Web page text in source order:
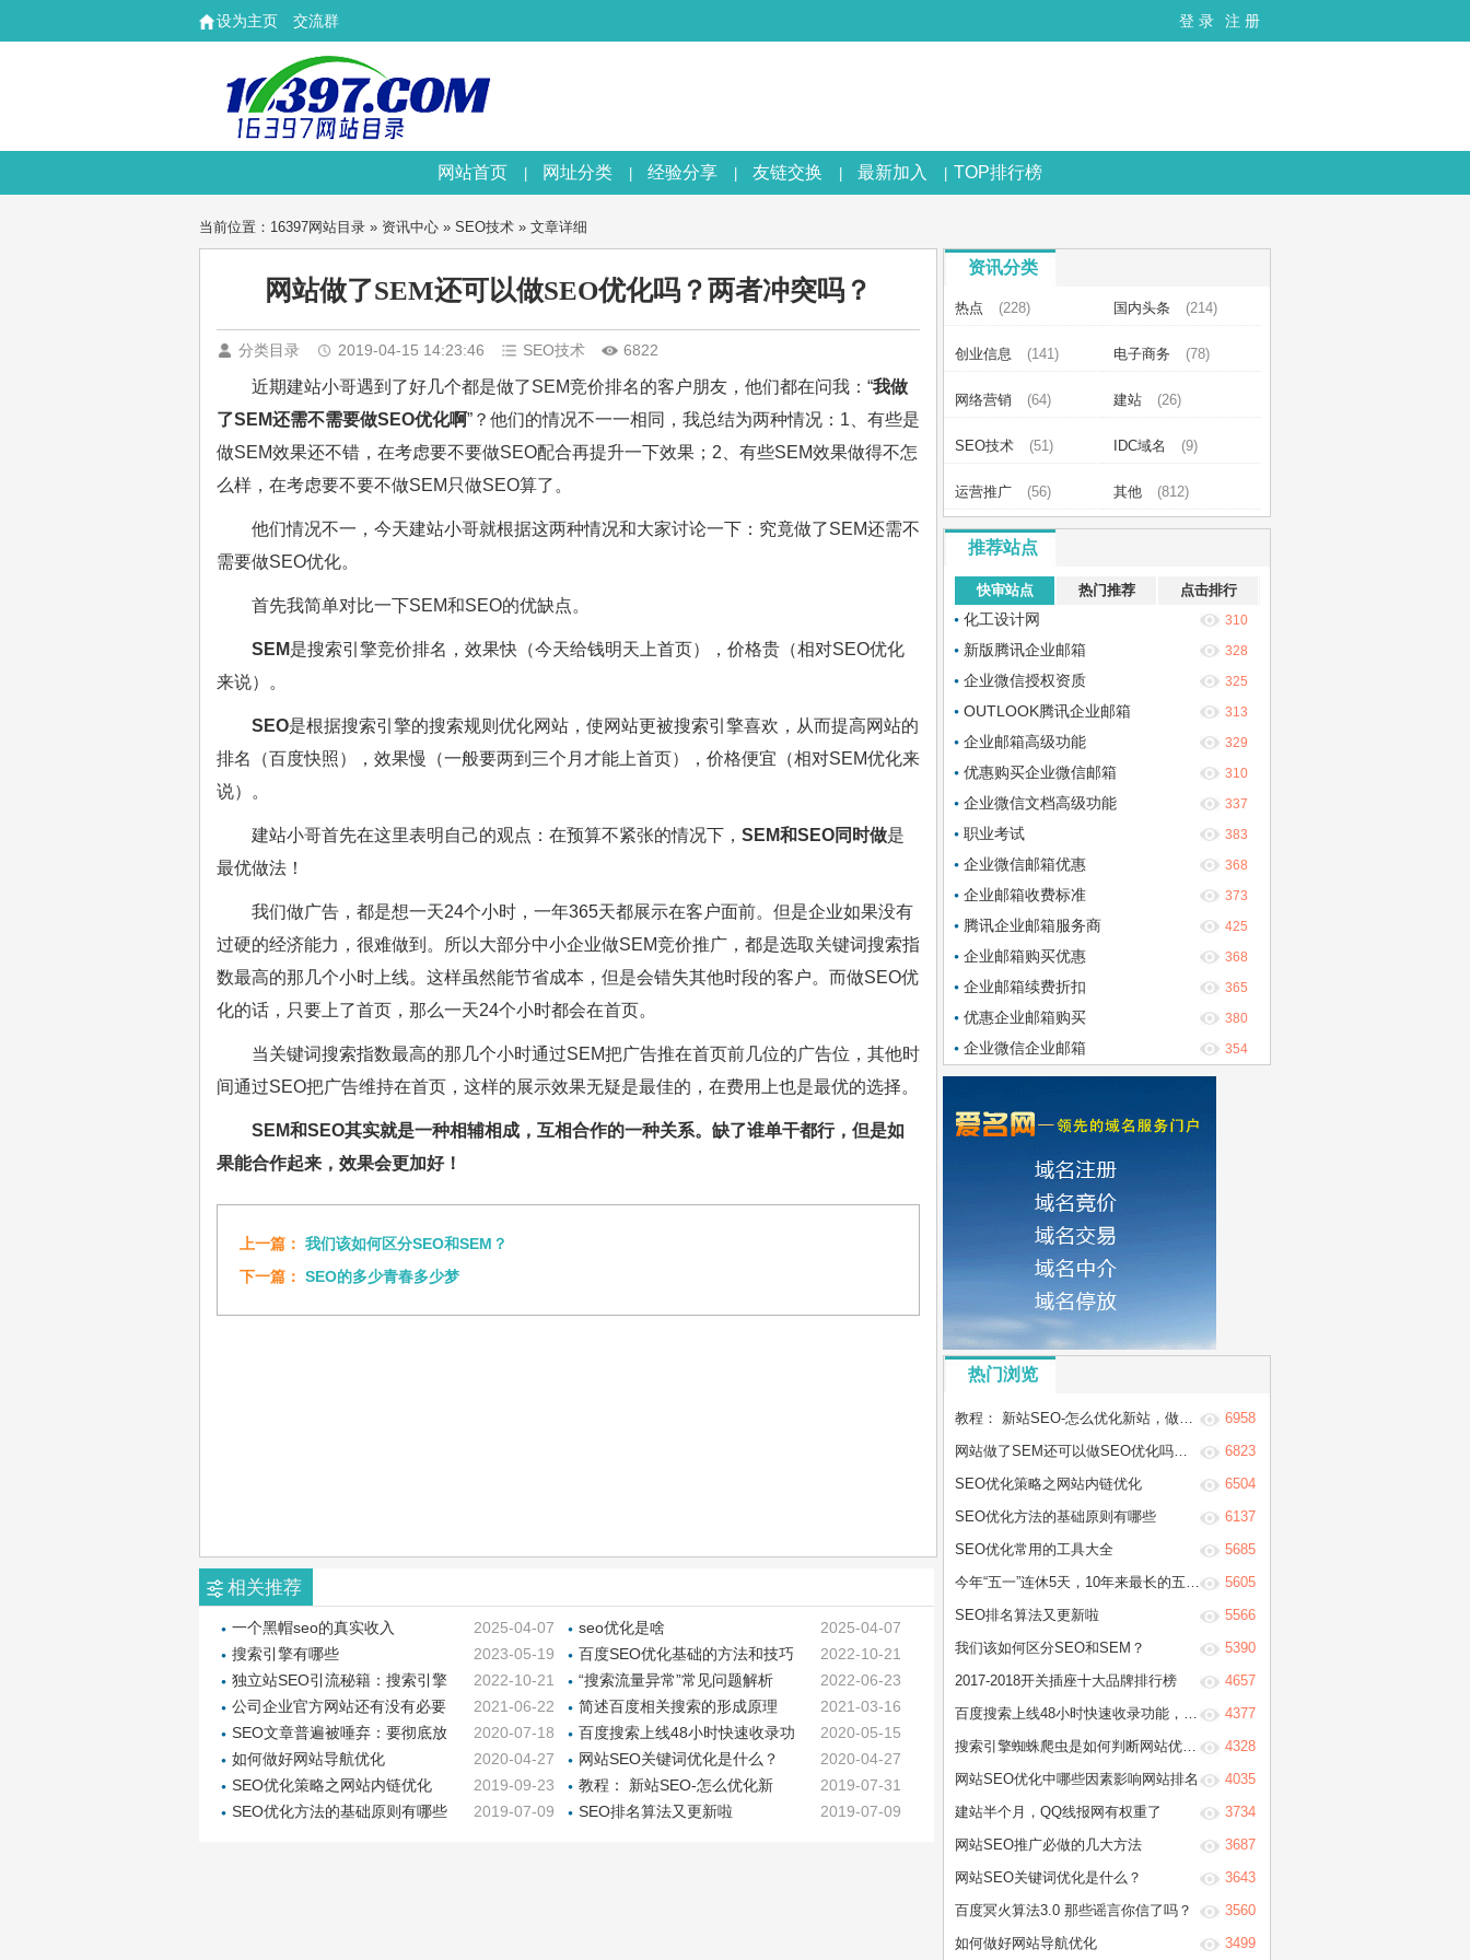
设为主页 交流群 登 录 注 册
网站首页 | 网址分类 | 经验分享 | 友链交换 | 最新加入 | TOP排行榜
当前位置： 16397网站目录 » 资讯中心 » SEO技术 » 文章详细
网站做了SEM还可以做SEO优化吗？两者冲突吗？
分类目录 2019-04-15 14:23:46 SEO技术 6822
近期建站小哥遇到了好几个都是做了SEM竞价排名的客户朋友，他们都在问我：“我做
了SEM还需不需要做SEO优化啊”？他们的情况不一一相同，我总结为两种情况：1、有些是
做SEM效果还不错，在考虑要不要做SEO配合再提升一下效果；2、有些SEM效果做得不怎
么样，在考虑要不要不做SEM只做SEO算了。
他们情况不一，今天建站小哥就根据这两种情况和大家讨论一下：究竟做了SEM还需不
需要做SEO优化。
首先我简单对比一下SEM和SEO的优缺点。
SEM是搜索引擎竞价排名，效果快（今天给钱明天上首页），价格贵（相对SEO优化
来说）。
SEO是根据搜索引擎的搜索规则优化网站，使网站更被搜索引擎喜欢，从而提高网站的
排名（百度快照），效果慢（一般要两到三个月才能上首页），价格便宜（相对SEM优化来
说）。
建站小哥首先在这里表明自己的观点：在预算不紧张的情况下， SEM和SEO同时做是
最优做法！
我们做广告，都是想一天24个小时，一年365天都展示在客户面前。但是企业如果没有
过硬的经济能力，很难做到。所以大部分中小企业做SEM竞价推广，都是选取关键词搜索指
数最高的那几个小时上线。这样虽然能节省成本，但是会错失其他时段的客户。而做SEO优
化的话，只要上了首页，那么一天24个小时都会在首页。
当关键词搜索指数最高的那几个小时通过SEM把广告推在首页前几位的广告位，其他时
间通过SEO把广告维持在首页，这样的展示效果无疑是最佳的，在费用上也是最优的选择。
SEM和SEO其实就是一种相辅相成，互相合作的一种关系。 缺了谁单干都行，但是如
果能合作起来，效果会更加好！
上一篇： 我们该如何区分SEO和SEM？
下一篇： SEO的多少青春多少梦
相关推荐
2025-04-07
一个黑帽seo的真实收入 2025-04-07
seo优化是啥
2023-05-19
搜索引擎有哪些 2022-10-21
百度SEO优化基础的方法和技巧
2022-10-21
独立站SEO引流秘籍：搜索引擎
营销中的SEO与SEM的特点
2022-06-23
“搜索流量异常”常见问题解析
2021-06-22
公司企业官方网站还有没有必要
制作吗
2021-03-16
简述百度相关搜索的形成原理
2020-07-18
SEO文章普遍被唾弃：要彻底放
弃外链建设吗
2020-05-15
百度搜索上线48小时快速收录功
能，只需3分钟学会它！
2020-04-27
如何做好网站导航优化 2020-04-27
网站SEO关键词优化是什么？
2019-09-23
SEO优化策略之网站内链优化 2019-07-31
教程： 新站SEO-怎么优化新
站，做新站的SEO优化步骤
2019-07-09
SEO优化方法的基础原则有哪些 2019-07-09
SEO排名算法又更新啦
资讯分类
热点 (228) 国内头条 (214)
创业信息 (141) 电子商务 (78)
网络营销 (64) 建站 (26)
SEO技术 (51) IDC域名 (9)
运营推广 (56) 其他 (812)
推荐站点
快审站点 热门推荐 点击排行
化工设计网 310
新版腾讯企业邮箱 328
企业微信授权资质 325
OUTLOOK腾讯企业邮箱 313
企业邮箱高级功能 329
优惠购买企业微信邮箱 310
企业微信文档高级功能 337
职业考试 383
企业微信邮箱优惠 368
企业邮箱收费标准 373
腾讯企业邮箱服务商 425
企业邮箱购买优惠 368
企业邮箱续费折扣 365
优惠企业邮箱购买 380
企业微信企业邮箱 354
热门浏览
6958
教程： 新站SEO-怎么优化新站，做新站的SEO优化步骤
6823
网站做了SEM还可以做SEO优化吗？两者冲突吗？
6504
SEO优化策略之网站内链优化
6137
SEO优化方法的基础原则有哪些
5685
SEO优化常用的工具大全
5605
今年“五一”连休5天，10年来最长的五一假期
5566
SEO排名算法又更新啦
5390
我们该如何区分SEO和SEM？
4657
2017-2018开关插座十大品牌排行榜
4377
百度搜索上线48小时快速收录功能，只需3分钟学会它！
4328
搜索引擎蜘蛛爬虫是如何判断网站优质程度？
4035
网站SEO优化中哪些因素影响网站排名
3734
建站半个月，QQ线报网有权重了
3687
网站SEO推广必做的几大方法
3643
网站SEO关键词优化是什么？
3560
百度冥火算法3.0 那些谣言你信了吗？
3499
如何做好网站导航优化